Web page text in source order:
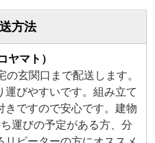
方法
ヤマト）
玄関口まで配送します。
びやすいです。組み立て
きですので安心です。建物
運びの予定がある方、分